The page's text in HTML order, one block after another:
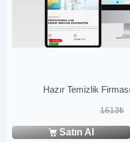
Hazır Temizlik
1613₺
Satın Al